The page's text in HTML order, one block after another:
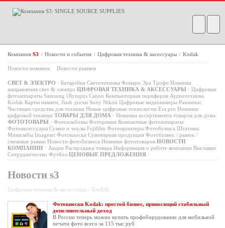
Компания S3 / Новости и события / Цифровая техника & аксессуары / Kodak
Новости новинок Новости рынков
СВЕТ & ЭЛЕКТРО · Батарейки Светотехника Фонари Эра Трофи Новинки
направления свет & электро ЦИФРОВАЯ ТЕХНИКА & АКСЕССУАРЫ · Цифровые
фотоаппараты Samsung Olympus Canon Компьютерная периферия Аудиотехника
Kodak Карты памяти, flash диски Sony Nikon Цифровые видеокамеры Panasonic
Чистящие средства для техники Новые цифровые технологии Era pro Новинки
цифровой техники ТОВАРЫ ДЛЯ ДОМА · Новинки ассортимента товаров для дома
ФОТОТОВАРЫ · Фотоальбомы Фоторамки Компактные фотоаппараты
Фотоаксессуары Сумки и чехлы Fujifilm Фотопринтеры Фотобумага Штативы
Минилабы Imageart Фотокиоски Сувенирная продукция Фотобизнес / рынок /
смежные рынки Новости фотобизнеса Новинки фототоваров НОВОСТИ
КОМПАНИИ · Акции Распродажа товара Информация о работе компании Выставки
Сотрудничество Футбол ЦЕНОВЫЕ ПРЕДЛОЖЕНИЯ ·
Новости s3
Цифровая техника & аксессуары / Kodak
Фотокиоски Kodak: простой бизнес, приносящий стабильный
дополнительный доход
В России теперь можно купить профоборудование для мобильной
печати фото всего за 115 тыс руб